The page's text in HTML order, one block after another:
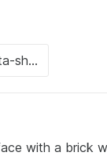
with a brick